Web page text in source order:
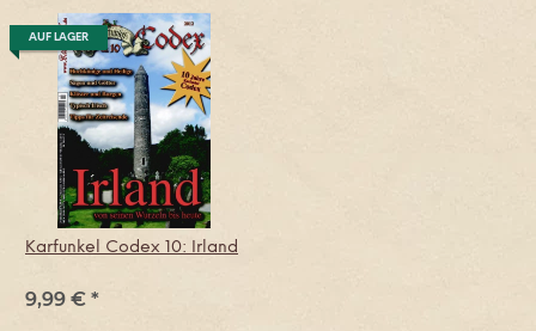
AUF LAGER
Karfunkel Codex 10: Irland
9,99 € *